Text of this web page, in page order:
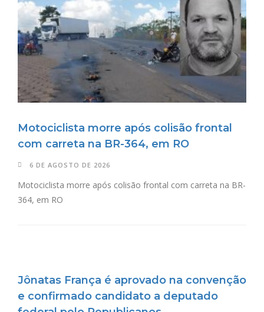
Motociclista morre após colisão frontal
com carreta na BR-364, em RO
6 DE AGOSTO DE 2026
Motociclista morre após colisão frontal com carreta na BR-
364, em RO
Jônatas França é aprovado na convenção
e confirmado candidato a deputado